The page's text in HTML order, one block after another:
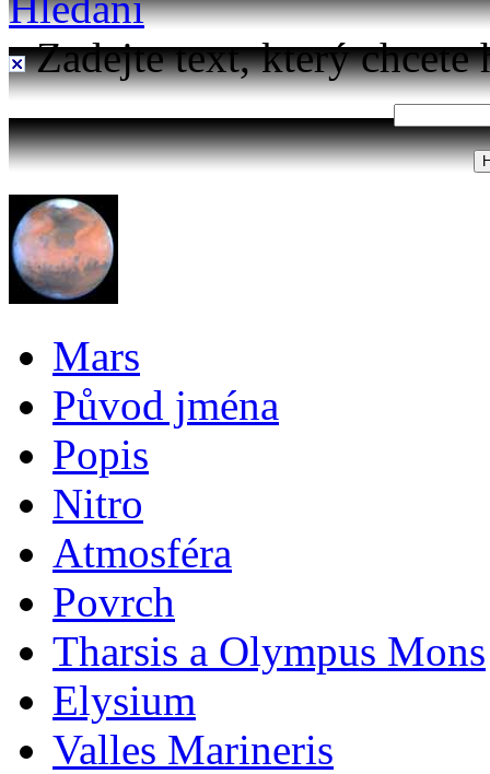
Zadejte text, který chcete
Mars
Původ jména
Popis
Nitro
Atmosféra
Povrch
Tharsis a Olympus Mons
Elysium
Valles Marineris